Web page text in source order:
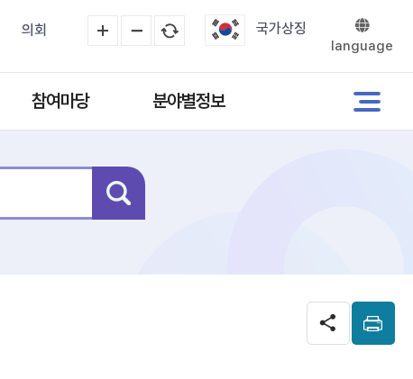
의회 국가상징
language
참여마당 분야별정보